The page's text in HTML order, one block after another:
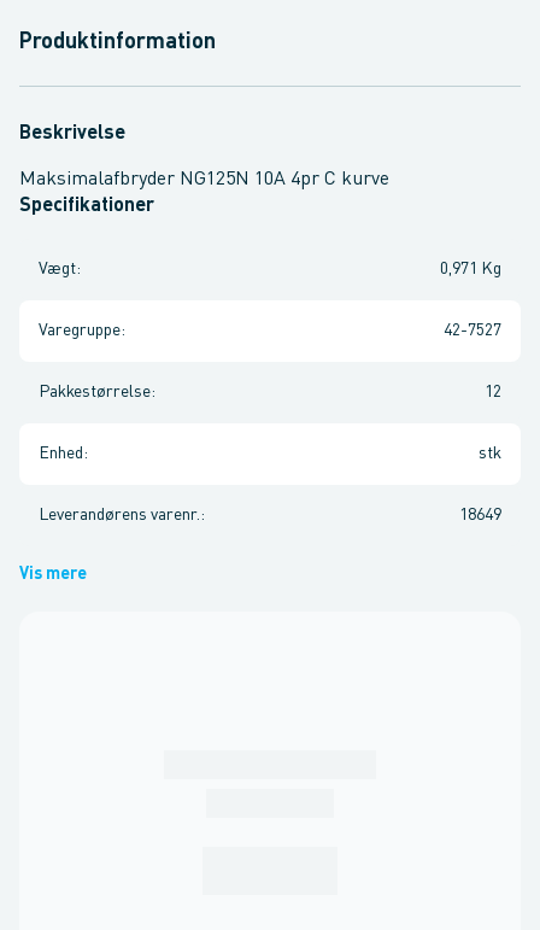
Produktinformation
Beskrivelse
Maksimalafbryder NG125N 10A 4pr C kurve
Specifikationer
Vægt: 0,971 Kg
Varegruppe: 42-7527
Pakkestørrelse: 12
Enhed : stk
Leverandørens varenr. : 18649
Vis mere